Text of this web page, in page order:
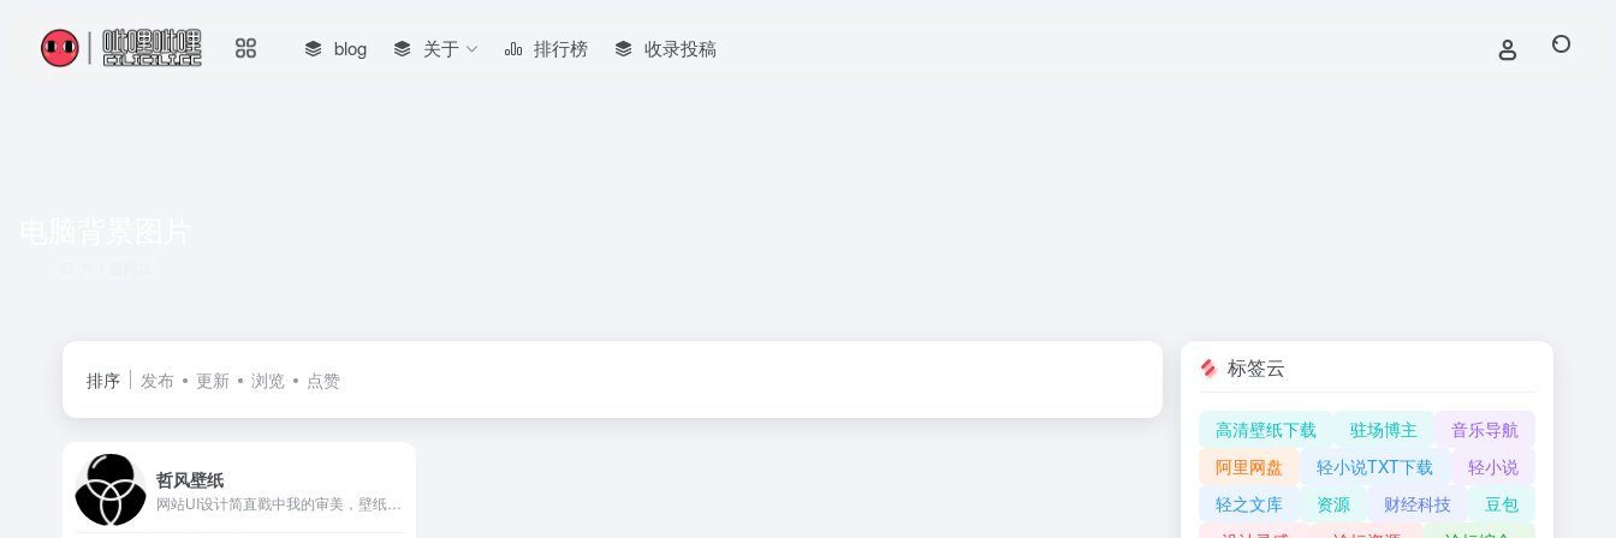
blog 关于 排行榜 收录投稿
排序 发布 更新 浏览 点赞
哲风壁纸
标签云
高清壁纸下载 驻场博主
音乐导航
阿里网盘
轻小说TXT下载
轻小说
轻之文库
资源 财经科技
豆包